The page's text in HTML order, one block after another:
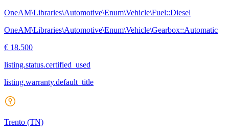
OneAM\Libraries\Automotive\Enum\Vehicle\Fuel::Diesel
OneAM\Libraries\Automotive\Enum\Vehicle\Gearbox::Automatic
€ 18.500
listing.status.certified_used
listing.warranty.default_title
Trento (TN)